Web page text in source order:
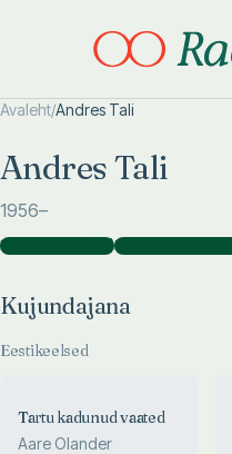
Avaleht/Andres Tali
Andres Tali
1956–
Kujundajana )Kaanekujundajana
Kujundajana
Eestikeelsed
Tartu kadunud vaated
Aare Olander